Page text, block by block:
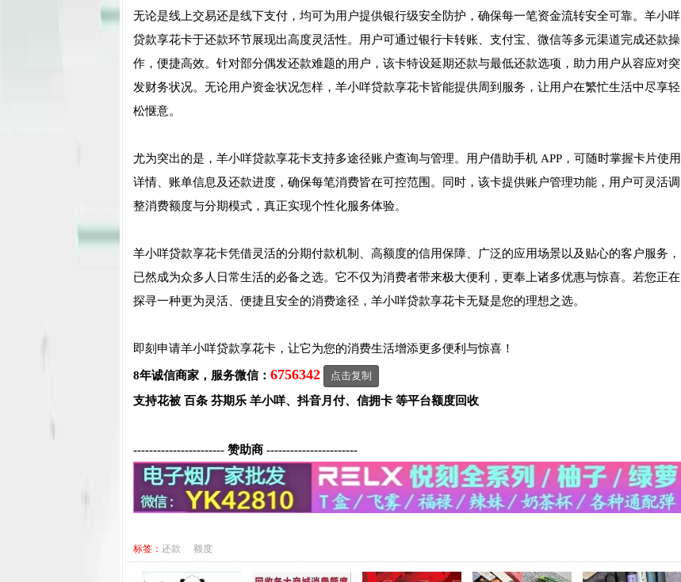
无论是线上交易还是线下支付，均可为用户提供银行级安全防护，确保每一笔资金流转安全可靠。羊小咩
贷款享花卡于还款环节展现出高度灵活性。用户可通过银行卡转账、支付宝、微信等多元渠道完成还款操
作，便捷高效。针对部分偶发还款难题的用户，该卡特设延期还款与最低还款选项，助力用户从容应对突
发财务状况。无论用户资金状况怎样，羊小咩贷款享花卡皆能提供周到服务，让用户在繁忙生活中尽享轻
松惬意。
尤为突出的是，羊小咩贷款享花卡支持多途径账户查询与管理。用户借助手机 APP，可随时掌握卡片使用
详情、账单信息及还款进度，确保每笔消费皆在可控范围。同时，该卡提供账户管理功能，用户可灵活调
整消费额度与分期模式，真正实现个性化服务体验。
羊小咩贷款享花卡凭借灵活的分期付款机制、高额度的信用保障、广泛的应用场景以及贴心的客户服务，
已然成为众多人日常生活的必备之选。它不仅为消费者带来极大便利，更奉上诸多优惠与惊喜。若您正在
探寻一种更为灵活、便捷且安全的消费途径，羊小咩贷款享花卡无疑是您的理想之选。
即刻申请羊小咩贷款享花卡，让它为您的消费生活增添更多便利与惊喜！
8年诚信商家，服务微信： 6756342 点击复制
支持花被 百条 芬期乐 羊小咩、抖音月付、信拥卡 等平台额度回收
----------------------- 赞助商 -----------------------
标签： 还款 额度